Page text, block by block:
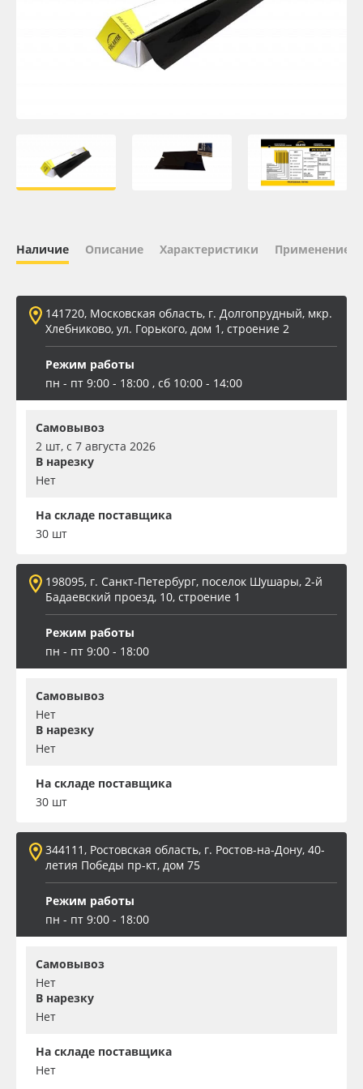
ПЭТ листовой
ПЭТ бэклит
Заготовки для сувениров
Наличие Описание Характеристики Применение
141720, Московская область, г. Долгопрудный, мкр.
Хлебниково, ул. Горького, дом 1, строение 2
Режим работы
пн - пт 9:00 - 18:00 , сб 10:00 - 14:00
Самовывоз
2 шт, с 7 августа 2026
В нарезку
Нет
На складе поставщика
30 шт
198095, г. Санкт-Петербург, поселок Шушары, 2-й
Бадаевский проезд, 10, строение 1
Режим работы
пн - пт 9:00 - 18:00
Самовывоз
Нет
В нарезку
Нет
На складе поставщика
30 шт
344111, Ростовская область, г. Ростов-на-Дону, 40-
летия Победы пр-кт, дом 75
Режим работы
пн - пт 9:00 - 18:00
Самовывоз
Нет
В нарезку
Нет
На складе поставщика
Нет